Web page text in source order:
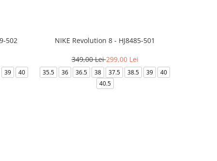
502
39 40
NIKE Revolution 8 - HJ8485-501
349,00 Lei299,00 Lei
35.5 36 36.5 38 37.5 38.5 39
40
40.5